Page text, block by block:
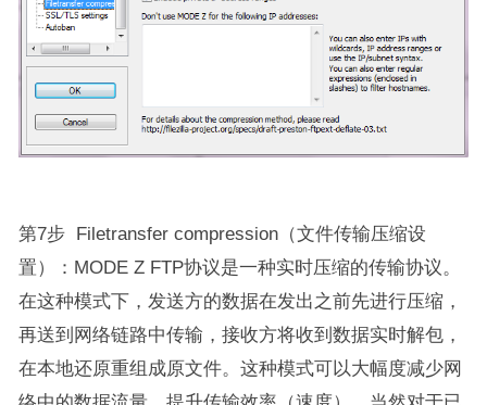
第7步 Filetransfer compression（文件传输压缩设
置）：MODE Z FTP协议是一种实时压缩的传输协议。
在这种模式下，发送方的数据在发出之前先进行压缩，
再送到网络链路中传输，接收方将收到数据实时解包，
在本地还原重组成原文件。这种模式可以大幅度减少网